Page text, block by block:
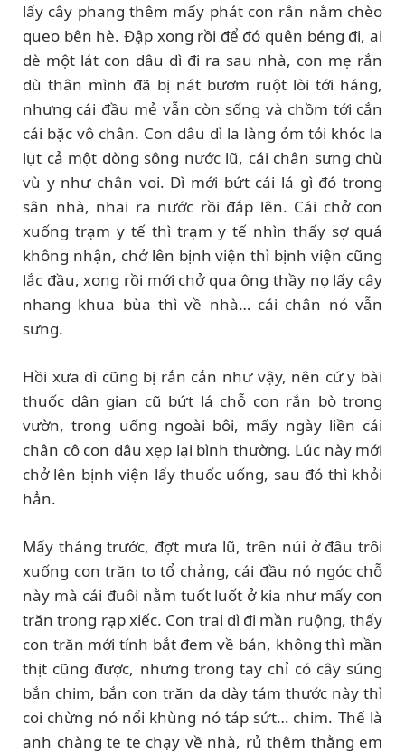
lấy cây phang thêm mấy phát con rắn nằm chèo
queo bên hè. Đập xong rồi để đó quên béng đi, ai
dè một lát con dâu dì đi ra sau nhà, con mẹ rắn
dù thân mình đã bị nát bươm ruột lòi tới háng,
nhưng cái đầu mẻ vẫn còn sống và chồm tới cắn
cái bặc vô chân. Con dâu dì la làng ỏm tỏi khóc la
lụt cả một dòng sông nước lũ, cái chân sưng chù
vù y như chân voi. Dì mới bứt cái lá gì đó trong
sân nhà, nhai ra nước rồi đắp lên. Cái chở con
xuống trạm y tế thì trạm y tế nhìn thấy sợ quá
không nhận, chở lên bịnh viện thì bịnh viện cũng
lắc đầu, xong rồi mới chở qua ông thầy nọ lấy cây
nhang khua bùa thì về nhà… cái chân nó vẫn
sưng.
Hồi xưa dì cũng bị rắn cắn như vậy, nên cứ y bài
thuốc dân gian cũ bứt lá chỗ con rắn bò trong
vườn, trong uống ngoài bôi, mấy ngày liền cái
chân cô con dâu xẹp lại bình thường. Lúc này mới
chở lên bịnh viện lấy thuốc uống, sau đó thì khỏi
hẳn.
Mấy tháng trước, đợt mưa lũ, trên núi ở đâu trôi
xuống con trăn to tổ chảng, cái đầu nó ngóc chỗ
này mà cái đuôi nằm tuốt luốt ở kia như mấy con
trăn trong rạp xiếc. Con trai dì đi mần ruộng, thấy
con trăn mới tính bắt đem về bán, không thì mần
thịt cũng được, nhưng trong tay chỉ có cây súng
bắn chim, bắn con trăn da dày tám thước này thì
coi chừng nó nổi khùng nó táp sứt… chim. Thế là
anh chàng te te chạy về nhà, rủ thêm thằng em